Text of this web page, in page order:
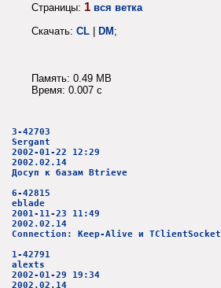
Страницы: 1 вся ветка
Скачать: CL DM ;
Память: 0.49 MB
Время: 0.007 c
3-42703
Sergant
2002-01-22 12:29
2002.02.14
Досуп к базам Btrieve
6-42815
eblade
2001-11-23 11:49
2002.02.14
Connection: Keep-Alive и TClientSocket
1-42791
alexts
2002-01-29 19:34
2002.02.14